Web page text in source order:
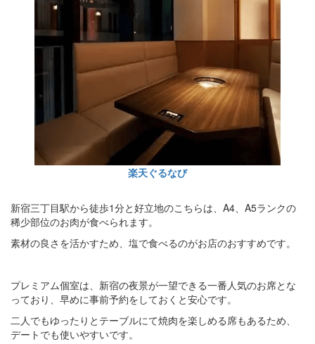
楽天ぐるなび
新宿三丁目駅から徒歩1分と好立地のこちらは、A4、A5ランクの
稀少部位のお肉が食べられます。
素材の良さを活かすため、塩で食べるのがお店のおすすめです。
プレミアム個室は、新宿の夜景が一望できる一番人気のお席とな
っており、早めに事前予約をしておくと安心です。
二人でもゆったりとテーブルにて焼肉を楽しめる席もあるため、
デートでも使いやすいです。